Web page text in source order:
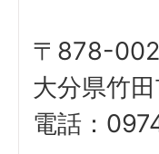
〒878-
大分県竹
電話：